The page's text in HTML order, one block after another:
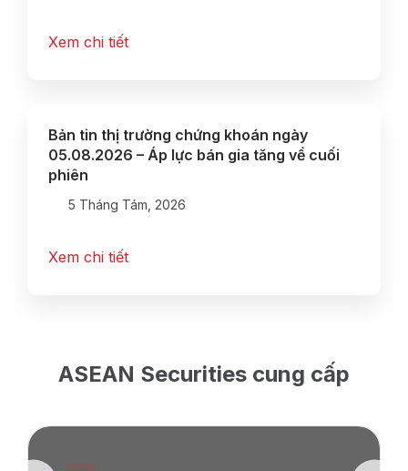
Xem chi tiết
Bản tin thị trường chứng khoán ngày
05.08.2026 – Áp lực bán gia tăng về cuối
phiên
5 Tháng Tám, 2026
Xem chi tiết
ASEAN Securities cung cấp